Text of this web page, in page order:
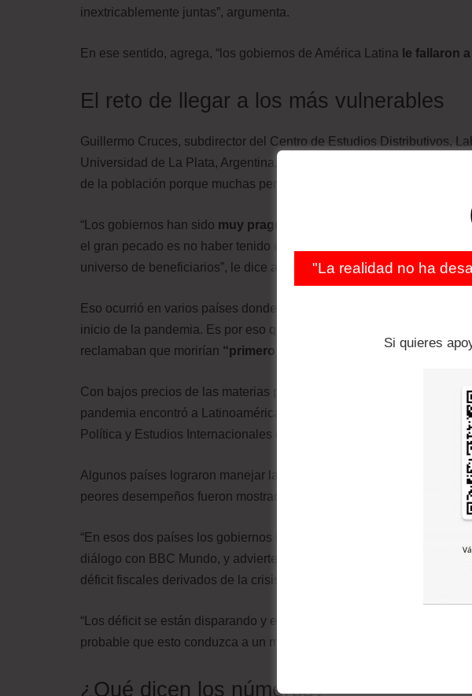
inextricablemente juntas”, argumenta.
En ese sentido, agrega, “los gobiernos de América Latina le fallaron
El reto de llegar a los más vulnerables
Guillermo Cruces, subdirector del Centro de Estudios Distributivos,
Universidad de La Plata, Argentina, explica que fue un gran desafío
de la población porque muchas personas no estaban incorporados a
“Los gobiernos han sido muy pragmáticos y relativamente exitosos
el gran pecado es no haber tenido esa respuesta preparada para
universo de beneficiarios”, le dice a BBC Mundo.
Eso ocurrió en varios países donde tardaron en hacer llegar las
inicio de la pandemia. Es por eso que durante los primeros
reclamaban que morirían “primero de hambre antes que de covid“.
Con bajos precios de las materias primas y altos niveles de
pandemia encontró a Latinoamérica “en el peor momento posible”,
Política y Estudios Internacionales de la Fundación Getulio Vargas,
Algunos países lograron manejar la crisis mejor que otros, explica,
peores desempeños fueron mostrados por
“En esos dos países los gobiernos le restaron importancia a la
diálogo con BBC Mundo, y advierte que ahora se avecina el desafío
déficit fiscales derivados de la crisis.
“Los déficit se están disparando y esto probablemente signifique más
probable que esto conduzca a un mayor descontento social, como ya
¿Qué dicen los números?
"La realidad no ha
Si quieres